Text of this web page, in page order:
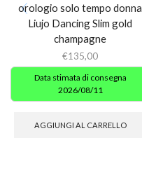
orologio solo tempo donna
Liujo Dancing Slim gold
champagne
€135,00
Data stimata di consegna
2026/08/11
AGGIUNGI AL CARRELLO